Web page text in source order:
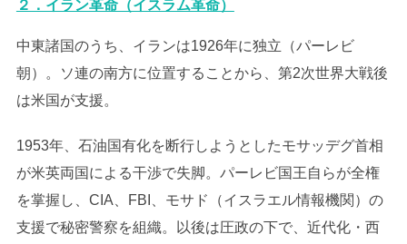
２．イラン革命（イスラム革命）
中東諸国のうち、イランは1926年に独立（パーレビ
朝）。ソ連の南方に位置することから、第2次世界大戦後
は米国が支援。
1953年、石油国有化を断行しようとしたモサッデグ首相
が米英両国による干渉で失脚。パーレビ国王自らが全権
を掌握し、CIA、FBI、モサド（イスラエル情報機関）の
支援で秘密警察を組織。以後は圧政の下で、近代化・西